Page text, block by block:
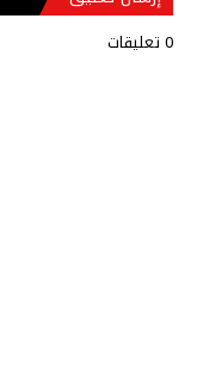
0 تعليقات